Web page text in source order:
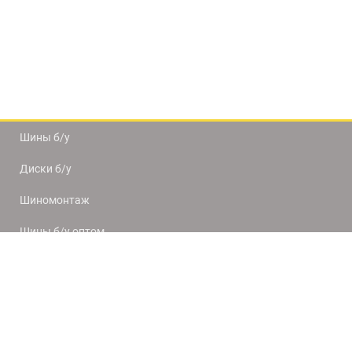
Шины б/у
Диски б/у
Шиномонтаж
Шины б/у оптом